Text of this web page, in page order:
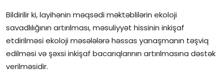
Bildirilir ki, layihənin məqsədi məktəblilərin ekoloji
savadlılığının artırılması, məsuliyyət hissinin inkişaf
etdirilməsi ekoloji məsələlərə həssas yanaşmanın təşviq
edilməsi və şəxsi inkişaf bacarıqlarının artırılmasına dəstək
verilməsidir.